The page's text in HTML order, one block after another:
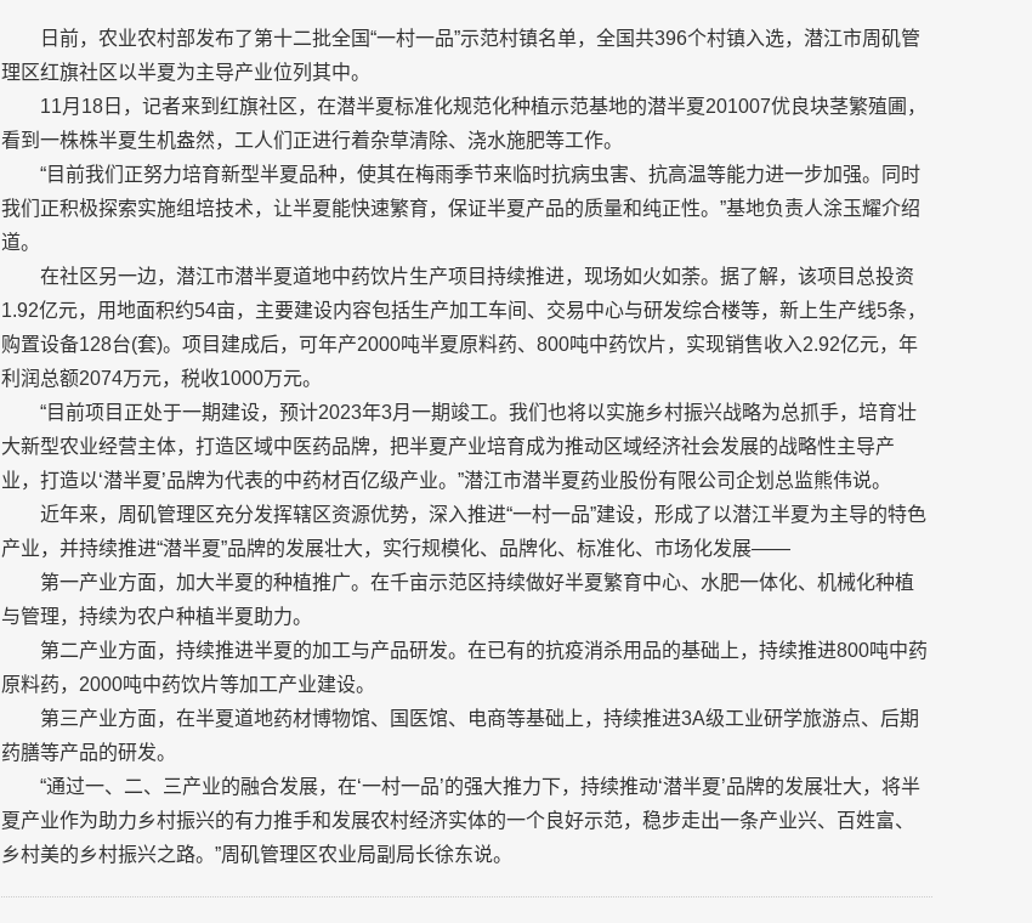
日前，农业农村部发布了第十二批全国“一村一品”示范村镇名单，全国共396个村镇入选，潜江市周矶管
理区红旗社区以半夏为主导产业位列其中。
11月18日，记者来到红旗社区，在潜半夏标准化规范化种植示范基地的潜半夏201007优良块茎繁殖圃，
看到一株株半夏生机盎然，工人们正进行着杂草清除、浇水施肥等工作。
“目前我们正努力培育新型半夏品种，使其在梅雨季节来临时抗病虫害、抗高温等能力进一步加强。同时
我们正积极探索实施组培技术，让半夏能快速繁育，保证半夏产品的质量和纯正性。”基地负责人涂玉耀介绍
道。
在社区另一边，潜江市潜半夏道地中药饮片生产项目持续推进，现场如火如荼。据了解，该项目总投资
1.92亿元，用地面积约54亩，主要建设内容包括生产加工车间、交易中心与研发综合楼等，新上生产线5条，
购置设备128台(套)。项目建成后，可年产2000吨半夏原料药、800吨中药饮片，实现销售收入2.92亿元，年
利润总额2074万元，税收1000万元。
“目前项目正处于一期建设，预计2023年3月一期竣工。我们也将以实施乡村振兴战略为总抓手，培育壮
大新型农业经营主体，打造区域中医药品牌，把半夏产业培育成为推动区域经济社会发展的战略性主导产
业，打造以‘潜半夏’品牌为代表的中药材百亿级产业。”潜江市潜半夏药业股份有限公司企划总监熊伟说。
近年来，周矶管理区充分发挥辖区资源优势，深入推进“一村一品”建设，形成了以潜江半夏为主导的特色
产业，并持续推进“潜半夏”品牌的发展壮大，实行规模化、品牌化、标准化、市场化发展——
第一产业方面，加大半夏的种植推广。在千亩示范区持续做好半夏繁育中心、水肥一体化、机械化种植
与管理，持续为农户种植半夏助力。
第二产业方面，持续推进半夏的加工与产品研发。在已有的抗疫消杀用品的基础上，持续推进800吨中药
原料药，2000吨中药饮片等加工产业建设。
第三产业方面，在半夏道地药材博物馆、国医馆、电商等基础上，持续推进3A级工业研学旅游点、后期
药膳等产品的研发。
“通过一、二、三产业的融合发展，在‘一村一品’的强大推力下，持续推动‘潜半夏’品牌的发展壮大，将半
夏产业作为助力乡村振兴的有力推手和发展农村经济实体的一个良好示范，稳步走出一条产业兴、百姓富、
乡村美的乡村振兴之路。”周矶管理区农业局副局长徐东说。